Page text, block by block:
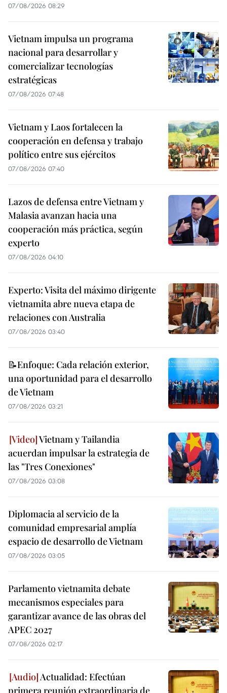
07/08/2026 08:29
Vietnam impulsa un programa
nacional para desarrollar y
comercializar tecnologías
estratégicas
07/08/2026 07:48
Vietnam y Laos fortalecen la
cooperación en defensa y trabajo
político entre sus ejércitos
07/08/2026 07:40
Lazos de defensa entre Vietnam y
Malasia avanzan hacia una
cooperación más práctica, según
experto
07/08/2026 04:10
Experto: Visita del máximo dirigente
vietnamita abre nueva etapa de
relaciones con Australia
07/08/2026 03:40
📝Enfoque: Cada relación exterior,
una oportunidad para el desarrollo
de Vietnam
07/08/2026 03:21
Vietnam y Tailandia
acuerdan impulsar la estrategia de
las "Tres Conexiones"
07/08/2026 03:08
Diplomacia al servicio de la
comunidad empresarial amplía
espacio de desarrollo de Vietnam
07/08/2026 03:05
Parlamento vietnamita debate
mecanismos especiales para
garantizar avance de las obras del
APEC 2027
07/08/2026 02:17
Actualidad: Efectúan
primera reunión extraordinaria de